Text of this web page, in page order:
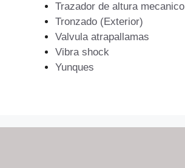
Trazador de altura mecanico
Tronzado (Exterior)
Valvula atrapallamas
Vibra shock
Yunques